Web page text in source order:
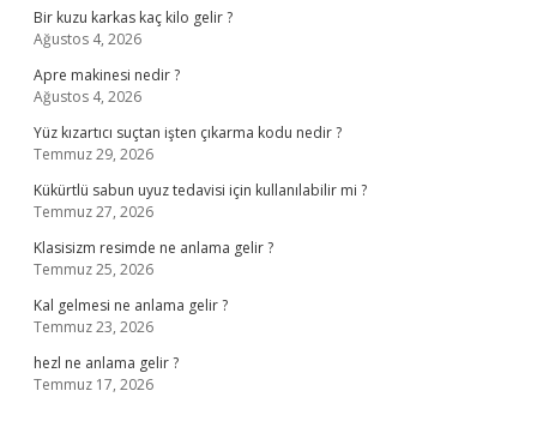
Bir kuzu karkas kaç kilo gelir ?
Ağustos 4, 2026
Apre makinesi nedir ?
Ağustos 4, 2026
Yüz kızartıcı suçtan işten çıkarma kodu nedir ?
Temmuz 29, 2026
Kükürtlü sabun uyuz tedavisi için kullanılabilir mi ?
Temmuz 27, 2026
Klasisizm resimde ne anlama gelir ?
Temmuz 25, 2026
Kal gelmesi ne anlama gelir ?
Temmuz 23, 2026
hezl ne anlama gelir ?
Temmuz 17, 2026